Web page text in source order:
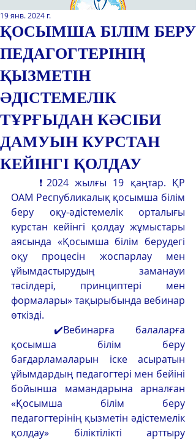
Қазақстан Республикасы Оқу-
ағарту министрлігінің
«Республикалық қосымша білім
беру оқу-әдістемелік орталығы»
РМҚК
ЭКРАН ДИКТОРЫ
ҚОСЫМША БІЛІМ БЕРУ
ПЕДАГОГТЕРІНІҢ
ҚЫЗМЕТІН
ӘДІСТЕМЕЛІК
ТҰРҒЫДАН КӘСІБИ
ДАМУЫН КУРСТАН
КЕЙІНГІ ҚОЛДАУ
19 янв. 2024 г.
ОАМ Республикалық қосымша білім
беру оқу-әдістемелік орталығы
курстан кейінгі қолдау жұмыстары
аясында «Қосымша білім берудегі
оқу процесін жоспарлау мен
ұйымдастырудың заманауи
тәсілдері, принциптері мен
формалары» тақырыбында вебинар
өткізді.
қосымша білім беру
бағдарламаларын іске асыратын
ұйымдардың педагогтері мен бейіні
бойынша мамандарына арналған
«Қосымша білім беру
педагогтерінің қызметін әдістемелік
қолдау» біліктілікті арттыру